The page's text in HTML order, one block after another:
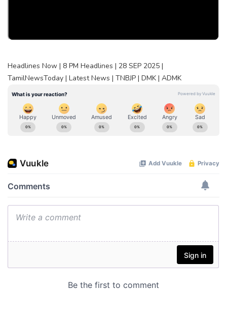
Headlines Now | 8 PM Headlines | 28 SEP 2025 |
TamilNewsToday | Latest News | TNBJP | DMK | ADMK